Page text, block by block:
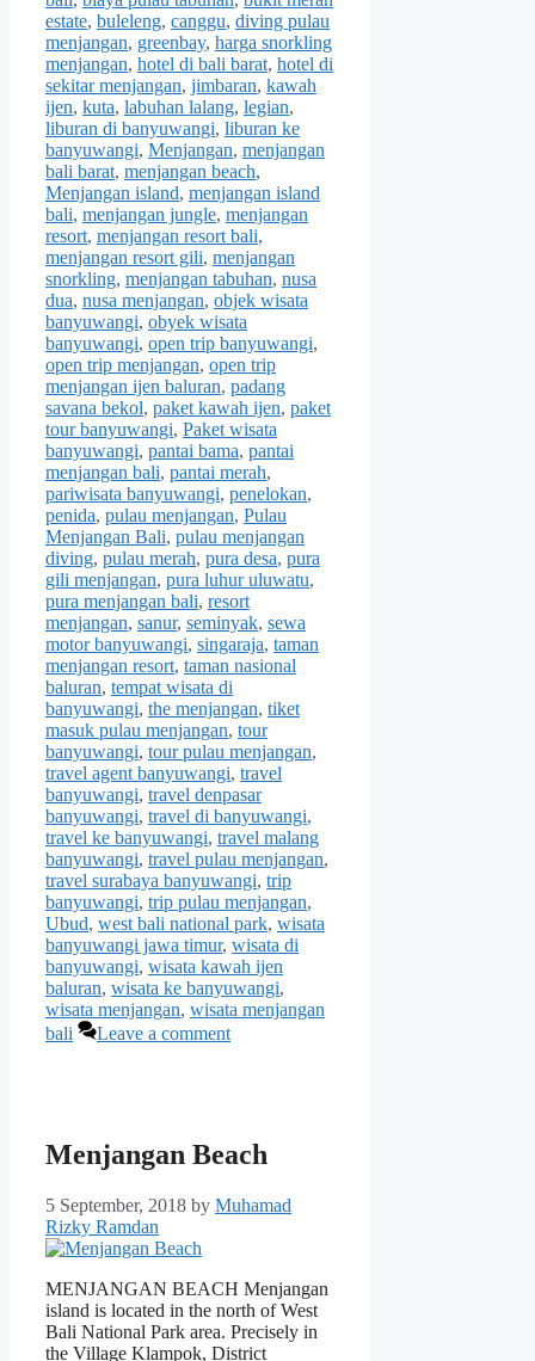
estate, buleleng, canggu, diving pulau
menjangan, greenbay, harga snorkling
menjangan, hotel di bali barat, hotel di
sekitar menjangan, jimbaran, kawah
ijen, kuta, labuhan lalang, legian,
liburan di banyuwangi, liburan ke
banyuwangi, Menjangan, menjangan
bali barat, menjangan beach,
Menjangan island, menjangan island
bali, menjangan jungle, menjangan
resort, menjangan resort bali,
menjangan resort gili, menjangan
snorkling, menjangan tabuhan, nusa
dua, nusa menjangan, objek wisata
banyuwangi, obyek wisata
banyuwangi, open trip banyuwangi,
open trip menjangan, open trip
menjangan ijen baluran, padang
savana bekol, paket kawah ijen, paket
tour banyuwangi, Paket wisata
banyuwangi, pantai bama, pantai
menjangan bali, pantai merah,
pariwisata banyuwangi, penelokan,
penida, pulau menjangan, Pulau
Menjangan Bali, pulau menjangan
diving, pulau merah, pura desa, pura
gili menjangan, pura luhur uluwatu,
pura menjangan bali, resort
menjangan, sanur, seminyak, sewa
motor banyuwangi, singaraja, taman
menjangan resort, taman nasional
baluran, tempat wisata di
banyuwangi, the menjangan, tiket
masuk pulau menjangan, tour
banyuwangi, tour pulau menjangan,
travel agent banyuwangi, travel
banyuwangi, travel denpasar
banyuwangi, travel di banyuwangi,
travel ke banyuwangi, travel malang
banyuwangi, travel pulau menjangan,
travel surabaya banyuwangi, trip
banyuwangi, trip pulau menjangan,
Ubud, west bali national park, wisata
banyuwangi jawa timur, wisata di
banyuwangi, wisata kawah ijen
baluran, wisata ke banyuwangi,
wisata menjangan, wisata menjangan
bali
Leave a comment
Menjangan Beach
5 September, 2018 by Muhamad
Rizky Ramdan
MENJANGAN BEACH Menjangan
island is located in the north of West
Bali National Park area. Precisely in
the Village Klampok, District